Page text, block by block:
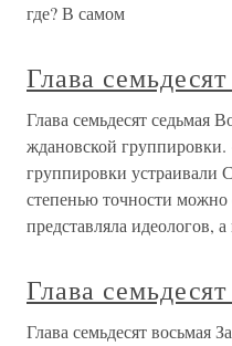
где? В самом
Глава
Глава семьдесят седьмая
ждановской
группировки устраивали
степенью точности можно
представляла идеологов,
Глава
Глава семьдесят восьмая